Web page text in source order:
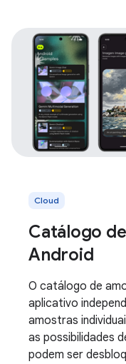
Cloud
Catálogo
Android
O catálogo de
aplicativo
amostras
as possibilidades
podem ser